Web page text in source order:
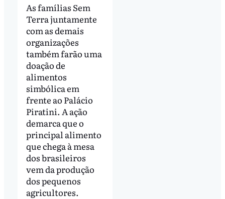
As famílias Sem
Terra juntamente
com as demais
organizações
também farão uma
doação de
alimentos
simbólica em
frente ao Palácio
Piratini. A ação
demarca que o
principal alimento
que chega à mesa
dos brasileiros
vem da produção
dos pequenos
agricultores.